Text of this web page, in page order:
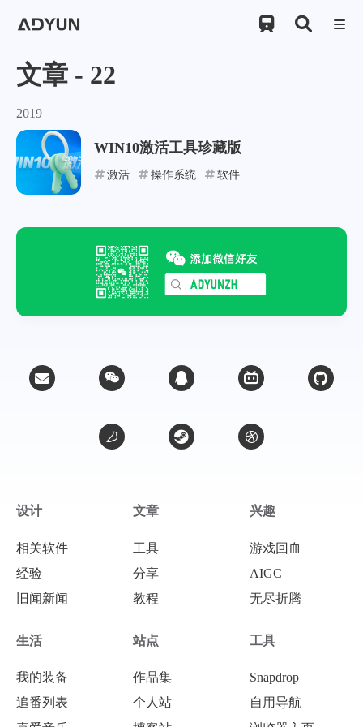
支付宝

文章 - 22
2019
WIN10激活工具珍藏版
激活 操作系统 软件
设计
相关软件
经验
旧闻新闻
文章
工具
分享
教程
兴趣
游戏回血
AIGC
无尽折腾
生活
我的装备
追番列表
站点
作品集
个人站
工具
Snapdrop
自用导航